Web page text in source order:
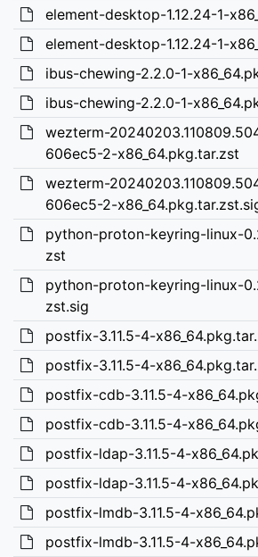
element-desktop-1.12.24-1-
element-desktop-1.12.24-1-
ibus-chewing-2.2.0-1-
ibus-chewing-2.2.0-1-
wezterm-
606ec5-2-x86_64.pkg.tar.zst
wezterm-
606ec5-2-
python-proton-keyring-linux-
zst
python-proton-keyring-linux-
zst.sig
postfix-3.11.5-4-
postfix-3.11.5-4-
postfix-cdb-3.11.5-4-
postfix-cdb-3.11.5-4-
postfix-ldap-3.11.5-4-
postfix-ldap-3.11.5-4-
postfix-lmdb-3.11.5-4-
postfix-lmdb-3.11.5-4-